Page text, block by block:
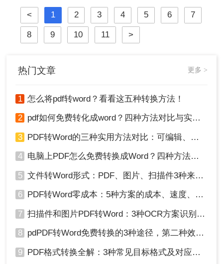
pdf转word怎么保留原排版呢？本文基
于Windows 10/11系统实测，系统梳理
5种安全有效方法，明确标注每种方
案的适用边界与关键细节，助您高效
< 1 2 3 4 5 6 7
8 9 10 11 >
热门文章 更多 >
1 怎么将pdf转word？看看这五种转换方法！
2 pdf如何免费转化成word？四种方法对比与实操指南（附详细表格）
3 PDF转Word的三种实用方法对比：可编辑、保格式、避风险！
4 电脑上PDF怎么免费转换成Word？四种方法对比与实操指南（附详细表格）!
5 文件转Word形式：PDF、图片、扫描件3种来源分别怎么处理！
6 PDF转Word零成本：5种方案的成本、速度、精度对比！
7 扫描件和图片PDF转Word：3种OCR方案识别率实测！
8 pdPDF转Word免费转换的3种途径，第二种效率最高！
9 PDF格式转换全解：3种常见目标格式及对应操作方法！